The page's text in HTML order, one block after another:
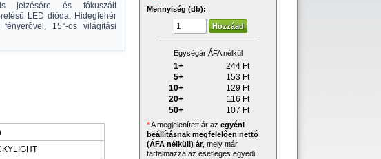
jelzésére és fókuszált
LED dióda. Hidegfehér
15°-os világítási
Mennyiség (db):
Egységár ÁFA nélkül
1+ 244 Ft
5+
153 Ft
10+
129 Ft
20+
116 Ft
50+
107 Ft
*A megjelenített ár az egyéni
beállításnak megfelelően nettó
(ÁFA nélküli) ár, mely már
tartalmazza az esetleges egyedi